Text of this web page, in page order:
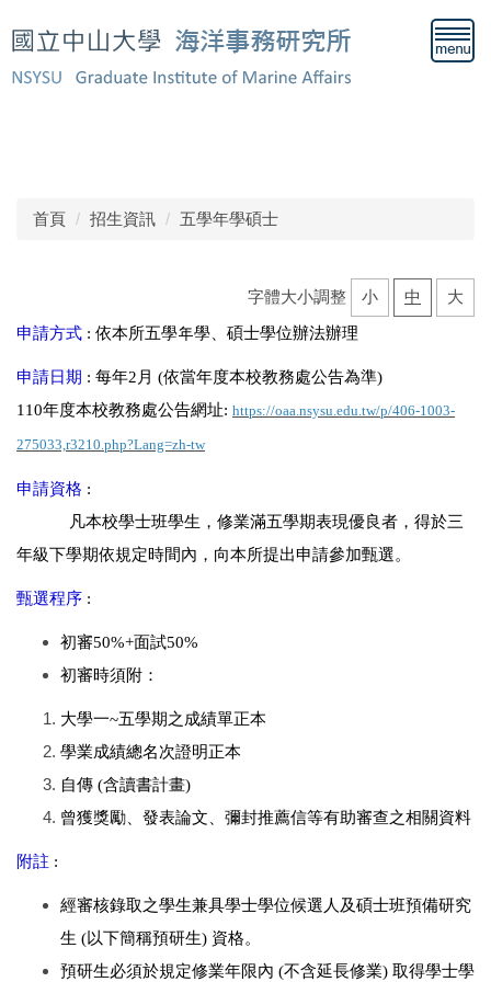
到
要
首頁 招生資訊 五學年學碩士
字體大小調整 小 中 大
申請方式 : 依本所五學年學、碩士學位辦法辦理
申請日期 : 每年2月 (依當年度本校教務處公告為準)
110年度本校教務處公告網址: https://oaa.nsysu.edu.tw/p/406-1003-
275033,r3210.php?Lang=zh-tw
申請資格 :
凡本校學士班學生，修業滿五學期表現優良者，得於三
年級下學期依規定時間內，向本所提出申請參加甄選。
甄選程序 :
初審50%+面試50%
初審時須附：
大學一~五學期之成績單正本
學業成績總名次證明正本
自傳 (含讀書計畫)
曾獲獎勵、發表論文、彌封推薦信等有助審查之相關資料
附註 :
經審核錄取之學生兼具學士學位候選人及碩士班預備研究
生 (以下簡稱預研生) 資格。
預研生必須於規定修業年限內 (不含延長修業) 取得學士學